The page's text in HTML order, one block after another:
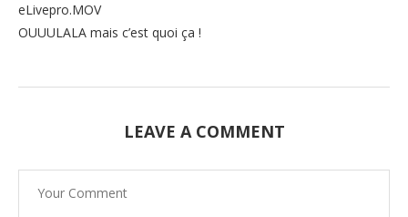
eLivepro.MOV
OUUULALA mais c’est quoi ça !
LEAVE A COMMENT